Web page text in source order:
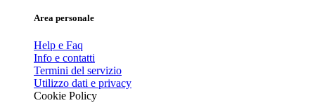
Area personale
Help e Faq
Info e contatti
Termini del servizio
Utilizzo dati e privacy
Cookie Policy